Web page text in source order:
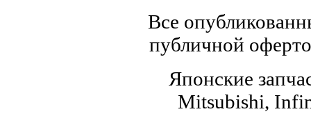
Все
публичной
Японские
Mitsubishi,